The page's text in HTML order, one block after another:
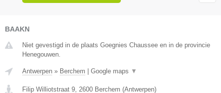
BAAKN
Niet gevestigd in de plaats Goegnies Chaussee en in de provincie
Henegouwen.
Antwerpen » Berchem Google maps ▼
Filip Williotstraat 9 2600 Berchem (Antwerpen)